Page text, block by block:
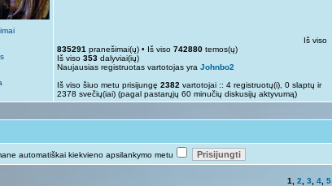
Iš viso
835291 pranešimai(ų) • Iš viso 742880 temos(ų)
Iš viso 353 dalyviai(ių)
Naujausias registruotas vartotojas yra Johnbo2
Iš viso šiuo metu prisijungę 2382 vartotojai :: 4 registruotų(i), 0 slaptų ir
2378 svečių(iai) (pagal pastarųjų 60 minučių diskusijų aktyvumą)
automatiškai kiekvieno apsilankymo metu
1 2 3 4 5